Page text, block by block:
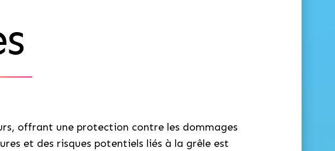
offrant une protection contre les dommages
et des risques potentiels liés à la grêle est